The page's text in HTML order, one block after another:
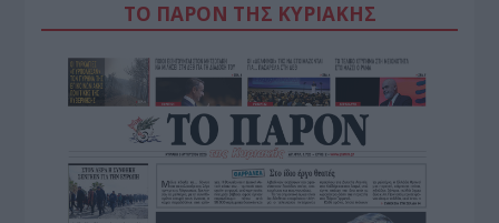
ΤΟ ΠΑΡΟΝ ΤΗΣ ΚΥΡΙΑΚΗΣ